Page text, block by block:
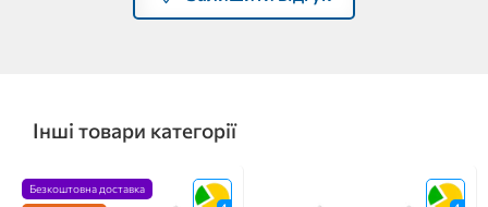
Інші товари категорії
Безкоштовна доставка